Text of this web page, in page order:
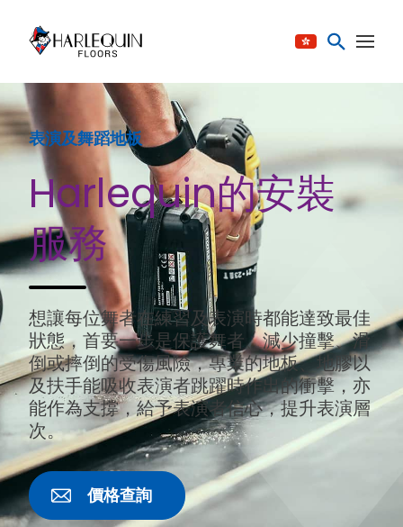
表演及舞蹈地板
Harlequin的安裝
服務
想讓每位舞者在練習及表演時都能達致最佳
狀態，首要一步是保護舞者、減少撞擊、滑
倒或摔倒的受傷風險，專業的地板、地膠以
及扶手能吸收表演者跳躍時作出的衝擊，亦
能作為支撐，給予表演者信心，提升表演層
次。
價格查詢